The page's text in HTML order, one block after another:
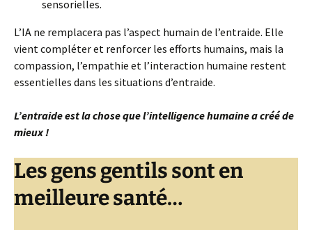
sensorielles.
L’IA ne remplacera pas l’aspect humain de l’entraide. Elle
vient compléter et renforcer les efforts humains, mais la
compassion, l’empathie et l’interaction humaine restent
essentielles dans les situations d’entraide.
L’entraide est la chose que l’intelligence humaine a créé de
mieux !
Les gens gentils sont en
meilleure santé…